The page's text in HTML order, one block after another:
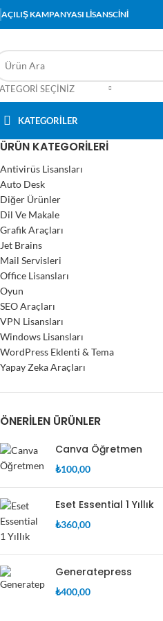
AÇILIŞ KAMPANYASI LİSANSCİNİ
SEÇINIZ
KATEGORİLER
ÜRÜN KATEGORILERI
Antivirüs Lisansları
Auto Desk
Diğer Ürünler
Dil Ve Makale
Grafik Araçları
Jet Brains
Mail Servisleri
Office Lisansları
Oyun
SEO Araçları
VPN Lisansları
Windows Lisansları
WordPress Eklenti & Tema
Yapay Zeka Araçları
ÖNERILEN ÜRÜNLER
Canva Öğretmen
₺100,00
Eset Essential 1 Yıllık
₺360,00
Generatepress
₺400,00